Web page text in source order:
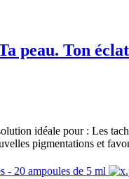
peau. Ton
idéale pour : Les
pigmentations et